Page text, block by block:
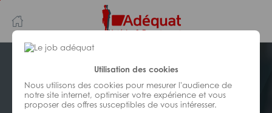
Utilisation des cookies
Nous utilisons des cookies pour mesurer l'audience de
notre site internet, optimiser votre expérience et vous
proposer des offres susceptibles de vous intéresser.
au
contenu
principal
navigation
INDUSTRIE/FABRICATION/
TRANSFORMATION